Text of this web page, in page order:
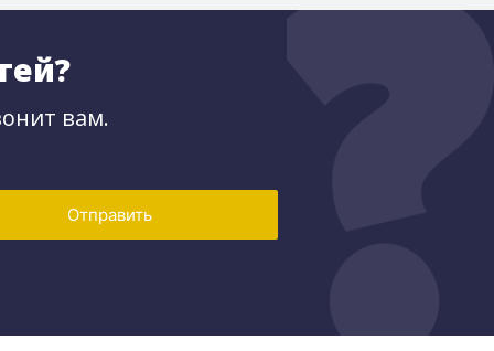
вам.
Отправить